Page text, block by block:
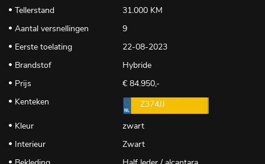
Tellerstand
31.000 KM
Aantal versnellingen
9
Eerste toelating
22-08-2023
Brandstof
Hybride
Prijs
€ 84.950,-
Kenteken
Z374JJ
Kleur
zwart
Interieur
Zwart